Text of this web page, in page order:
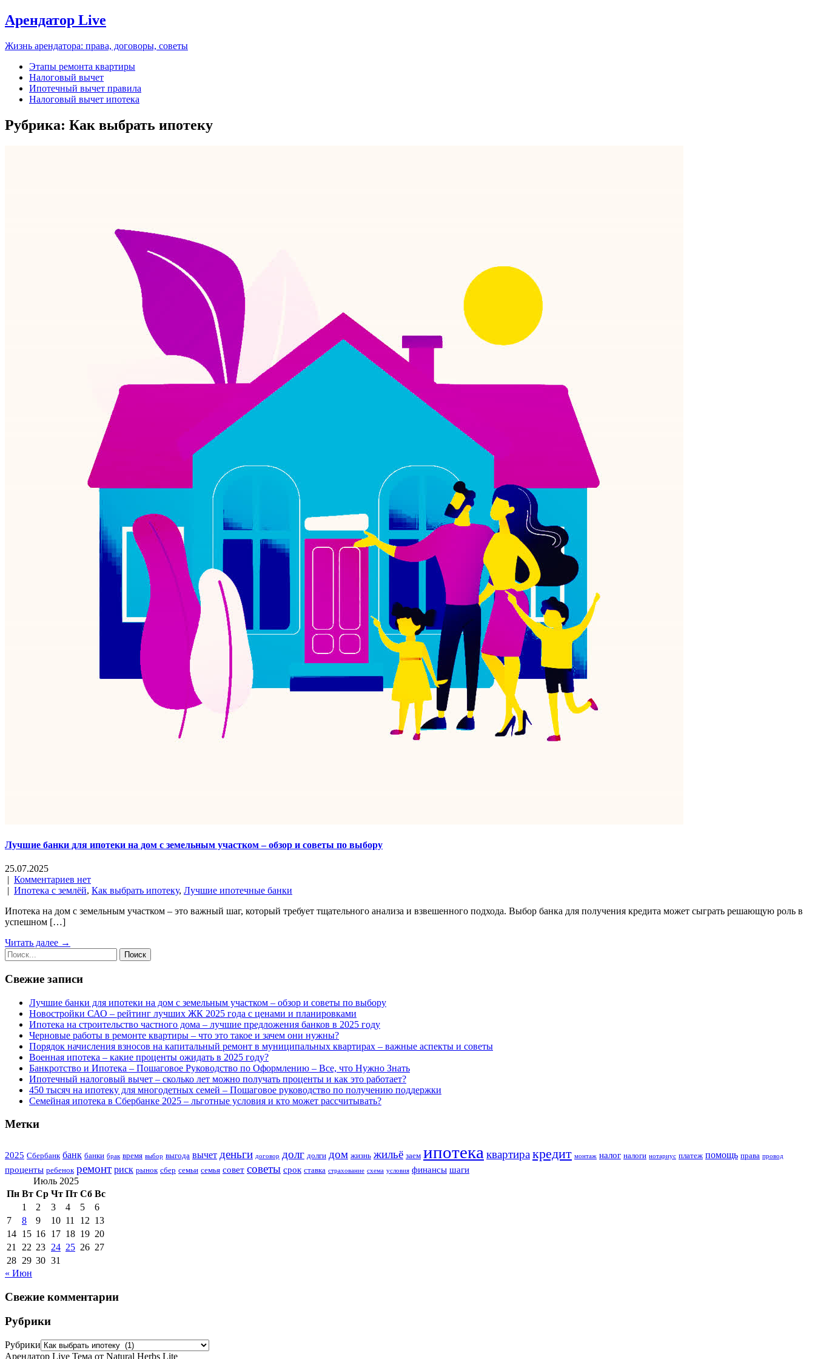
Арендатор Live
Жизнь арендатора: права, договоры, советы
Этапы ремонта квартиры
Налоговый вычет
Ипотечный вычет правила
Налоговый вычет ипотека
Рубрика: Как выбрать ипотеку
Лучшие банки для ипотеки на дом с земельным участком – обзор и советы по выбору
25.07.2025
| Комментариев нет
| Ипотека с землёй, Как выбрать ипотеку, Лучшие ипотечные банки
Ипотека на дом с земельным участком – это важный шаг, который требует тщательного анализа и взвешенного подхода. Выбор банка для получения кредита может сыграть решающую роль в
успешном […]
Читать далее →
Свежие записи
Лучшие банки для ипотеки на дом с земельным участком – обзор и советы по выбору
Новостройки САО – рейтинг лучших ЖК 2025 года с ценами и планировками
Ипотека на строительство частного дома – лучшие предложения банков в 2025 году
Черновые работы в ремонте квартиры – что это такое и зачем они нужны?
Порядок начисления взносов на капитальный ремонт в муниципальных квартирах – важные аспекты и советы
Военная ипотека – какие проценты ожидать в 2025 году?
Банкротство и Ипотека – Пошаговое Руководство по Оформлению – Все, что Нужно Знать
Ипотечный налоговый вычет – сколько лет можно получать проценты и как это работает?
450 тысяч на ипотеку для многодетных семей – Пошаговое руководство по получению поддержки
Семейная ипотека в Сбербанке 2025 – льготные условия и кто может рассчитывать?
Метки
2025 Сбербанк банк банки брак время выбор выгода вычет деньги договор долг долги дом жизнь жильё заем ипотека квартиракредит монтаж налог налоги нотариус платеж помощь права провод
проценты ребенок ремонт риск рынок сбер семьи семья совет советы срок ставка страхование схема условия финансы шаги
Июль 2025
Пн Вт Ср Чт Пт Сб Вс
1
2 3 4 5
6
7
8 9 10 11 12 13
14 15 16 17 18 19 20
21
22 23 24 25 26 27
28 29 30 31
« Июн
Свежие комментарии
Рубрики
Рубрики
Арендатор Live Тема от Natural Herbs Lite